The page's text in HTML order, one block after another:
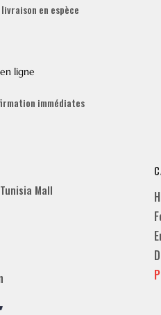
en espèce
ligne
immédiates
Mall